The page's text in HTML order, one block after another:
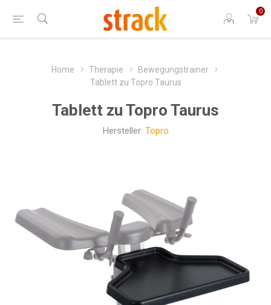
0
Home Therapie
Bewegungstrainer
Tablett zu Topro Taurus
Tablett zu Topro Taurus
Hersteller: Topro